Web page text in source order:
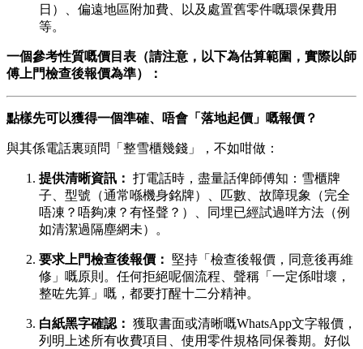
日）、偏遠地區附加費、以及處置舊零件嘅環保費用
等。
一個參考性質嘅價目表（請注意，以下為估算範圍，實際以師
傅上門檢查後報價為準）：
點樣先可以獲得一個準確、唔會「落地起價」嘅報價？
與其係電話裏頭問「整雪櫃幾錢」，不如咁做：
提供清晰資訊： ​ 打電話時，盡量話俾師傅知：雪櫃牌
子、型號（通常喺機身銘牌）、匹數、故障現象（完全
唔凍？唔夠凍？有怪聲？）、同埋已經試過咩方法（例
如清潔過隔塵網未）。
要求上門檢查後報價： ​ 堅持「檢查後報價，同意後再維
修」嘅原則。任何拒絕呢個流程、聲稱「一定係咁壞，
整咗先算」嘅，都要打醒十二分精神。
白紙黑字確認： ​ 獲取書面或清晰嘅WhatsApp文字報價，
列明上述所有收費項目、使用零件規格同保養期。好似